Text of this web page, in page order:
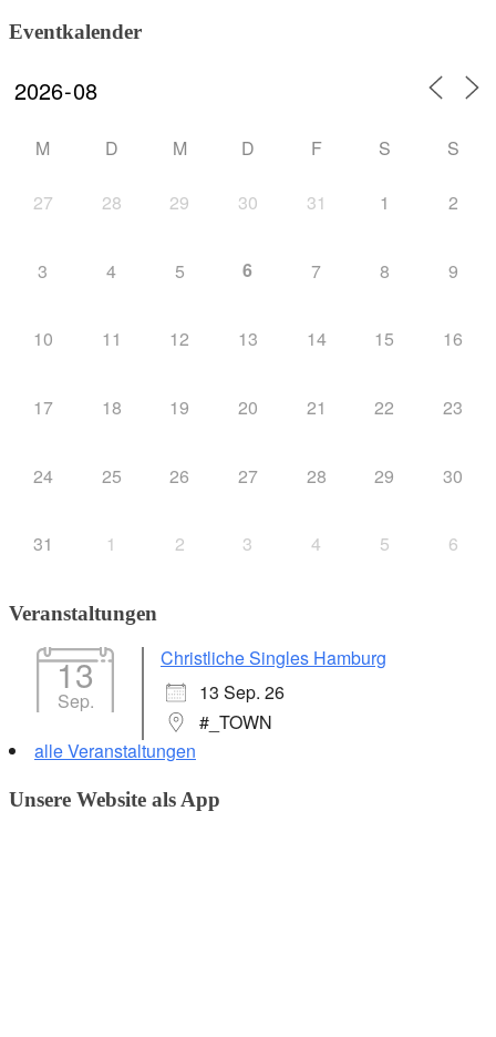
Eventkalender
M D M D F S S
27 28 29 30 31 1 2
3 4 5 6 7 8 9
10 11 12 13 14 15 16
17 18 19 20 21 22 23
24 25 26 27 28 29 30
31 1 2 3 4 5 6
Veranstaltungen
13
Sep.
Christliche Singles Hamburg
13 Sep. 26
#_TOWN
alle Veranstaltungen
Unsere Website als App